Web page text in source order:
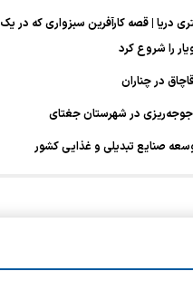
در ۵۰۰ کیلومتری دریا | قصه کارآفرین سبزواری که در یک
را شروع کرد
صنایع تبدیلی و غذایی کشور